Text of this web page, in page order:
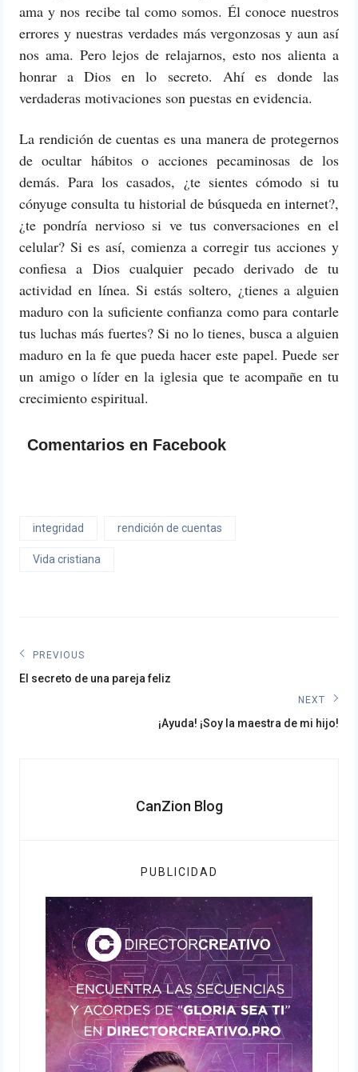
ama y nos recibe tal como somos. Él conoce nuestros
errores y nuestras verdades más vergonzosas y aun así
nos ama. Pero lejos de relajarnos, esto nos alienta a
honrar a Dios en lo secreto. Ahí es donde las
verdaderas motivaciones son puestas en evidencia.
La rendición de cuentas es una manera de protegernos
de ocultar hábitos o acciones pecaminosas de los
demás. Para los casados, ¿te sientes cómodo si tu
cónyuge consulta tu historial de búsqueda en internet?,
¿te pondría nervioso si ve tus conversaciones en el
celular? Si es así, comienza a corregir tus acciones y
confiesa a Dios cualquier pecado derivado de tu
actividad en línea. Si estás soltero, ¿tienes a alguien
maduro con la suficiente confianza como para contarle
tus luchas más fuertes? Si no lo tienes, busca a alguien
maduro en la fe que pueda hacer este papel. Puede ser
un amigo o líder en la iglesia que te acompañe en tu
crecimiento espiritual.
Comentarios en Facebook
integridad rendición de cuentas
Vida cristiana
Navegación
de
PREVIOUS
Previous
El secreto de una pareja feliz
NEXT
Next
¡Ayuda! ¡Soy la maestra de mi hijo!
CanZion Blog
PUBLICIDAD